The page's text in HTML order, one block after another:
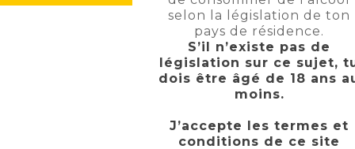
2,65 €TTC
selon la législation de ton
pays de résidence.
S’il n’existe pas de
législation sur ce sujet,
dois être âgé de 18 ans
moins.
J’accepte les termes et
conditions de ce site